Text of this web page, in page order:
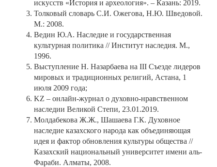
искусств «История и археология». – Казань: 2019.
Толковый словарь С.И. Ожегова, Н.Ю. Шведовой.
М.: 2008.
Ведин Ю.А. Наследие и государственная
культурная политика // Институт наследия. М.,
1996.
Выступление Н. Назарбаева на III Съезде лидеров
мировых и традиционных религий, Астана, 1
июля 2009 года;
KZ – онлайн-журнал о духовно-нравственном
наследии Великой Степи, 23.01.2019.
Молдабекова Ж.Ж., Шашаева Г.К. Духовное
наследие казахского народа как объединяющая
идея и фактор обновления культуры общества //
Казахский национальный университет имени аль-
Фараби. Алматы, 2008.